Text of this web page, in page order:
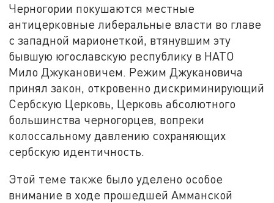
Черногории покушаются местные
антицерковные либеральные власти во главе
с западной марионеткой, втянувшим эту
бывшую югославскую республику в НАТО
Мило Джукановичем. Режим Джукановича
принял закон, откровенно дискриминирующий
Сербскую Церковь, Церковь абсолютного
большинства черногорцев, вопреки
колоссальному давлению сохраняющих
сербскую идентичность.
Этой теме также было уделено особое
внимание в ходе прошедшей Амманской